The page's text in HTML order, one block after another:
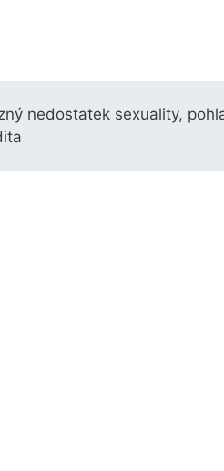
nedostatek sexuality,